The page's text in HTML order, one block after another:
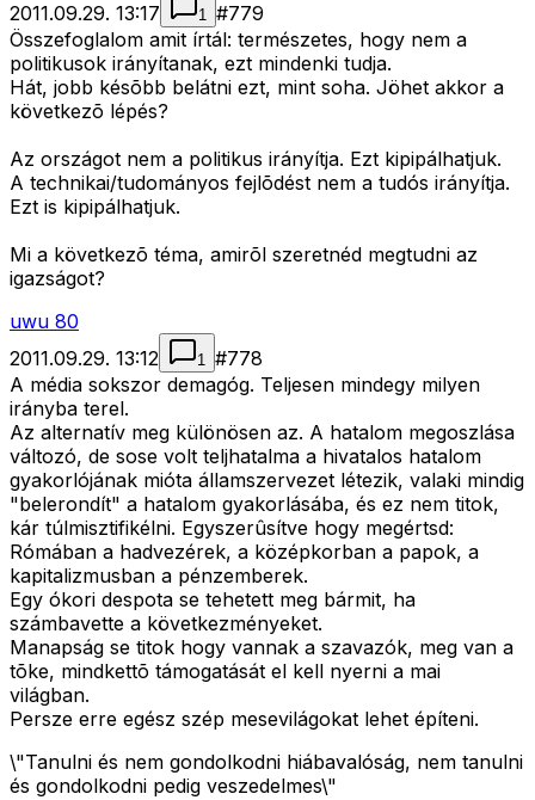
2011.09.29. 13:17
1 #779
Összefoglalom amit írtál: természetes, hogy nem a
politikusok irányítanak, ezt mindenki tudja.
Hát, jobb késõbb belátni ezt, mint soha. Jöhet akkor a
következõ lépés?
Az országot nem a politikus irányítja. Ezt kipipálhatjuk.
A technikai/tudományos fejlõdést nem a tudós irányítja.
Ezt is kipipálhatjuk.
Mi a következõ téma, amirõl szeretnéd megtudni az
igazságot?
uwu 80
2011.09.29. 13:12
1 #778
A média sokszor demagóg. Teljesen mindegy milyen
irányba terel.
Az alternatív meg különösen az. A hatalom megoszlása
változó, de sose volt teljhatalma a hivatalos hatalom
gyakorlójának mióta államszervezet létezik, valaki mindig
"belerondít" a hatalom gyakorlásába, és ez nem titok,
kár túlmisztifikélni. Egyszerûsítve hogy megértsd:
Rómában a hadvezérek, a középkorban a papok, a
kapitalizmusban a pénzemberek.
Egy ókori despota se tehetett meg bármit, ha
számbavette a következményeket.
Manapság se titok hogy vannak a szavazók, meg van a
tõke, mindkettõ támogatását el kell nyerni a mai
világban.
Persze erre egész szép mesevilágokat lehet építeni.
\"Tanulni és nem gondolkodni hiábavalóság, nem tanulni
és gondolkodni pedig veszedelmes\"